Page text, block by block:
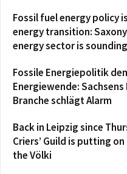
Fossil fuel energy policy
energy transition:
energy sector is
Fossile Energiepolitik
Energiewende:
Branche schlägt Alarm
Back in Leipzig since
Criers’ Guild is putting
the Völki